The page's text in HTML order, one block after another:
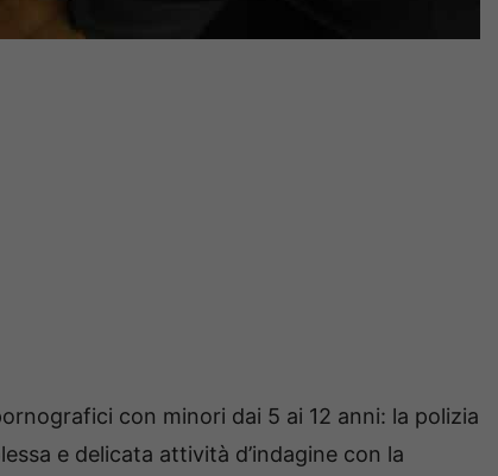
con minori dai 5 ai 12 anni: la polizia
e delicata attività d’indagine con la